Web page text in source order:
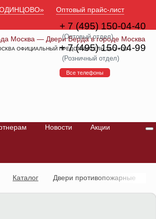
Оптовый прайс-лист
ОФИЦИАЛЬНЫЙ ПРЕДСТАВИТЕЛЬ ЗАО «ПО
+ 7 (495) 150-04-40
(Оптовый отдел)
+ 7 (495) 150-04-99
(Розничный отдел)
Все телефоны
Новости
Акции
Каталог Двери противопожарные